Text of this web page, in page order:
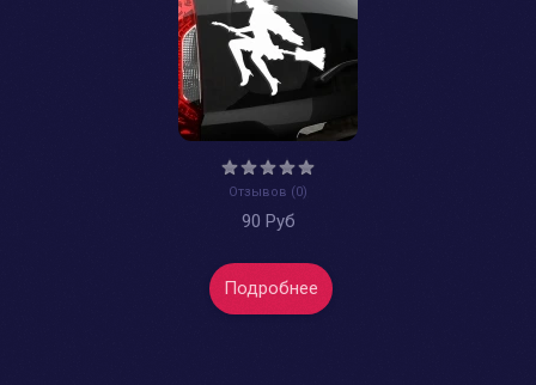
Отзывов (0)
90 Руб
Подробнее